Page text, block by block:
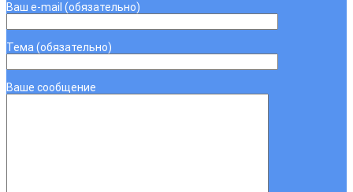
Ваш e-mail (обязательно)
Тема (обязательно)
Ваше сообщение